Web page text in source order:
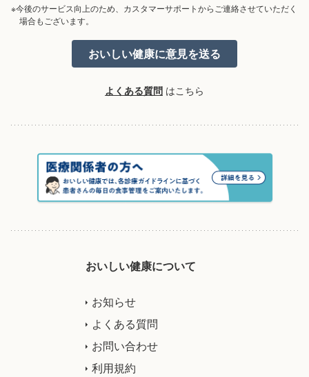
※今後のサービス向上のため、カスタマーサポートからご連絡させていただく
場合もございます。
よくある質問 はこちら
おいしい健康について
お知らせ
よくある質問
お問い合わせ
利用規約